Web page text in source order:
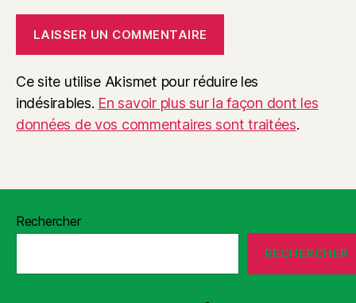
Ce site utilise Akismet pour réduire les
indésirables. En savoir plus sur la façon dont les
données de vos commentaires sont traitées.
Rechercher
RECHERCHER